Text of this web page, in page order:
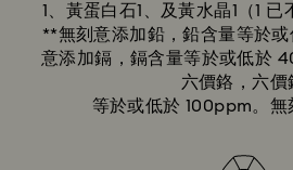
1、黃蛋白石1、及黃水晶1（1 已
**無刻意添加鉛，鉛含量等於
意添加鎘，鎘含量等於或低於
六價鉻，六價
等於或低於 100ppm。無